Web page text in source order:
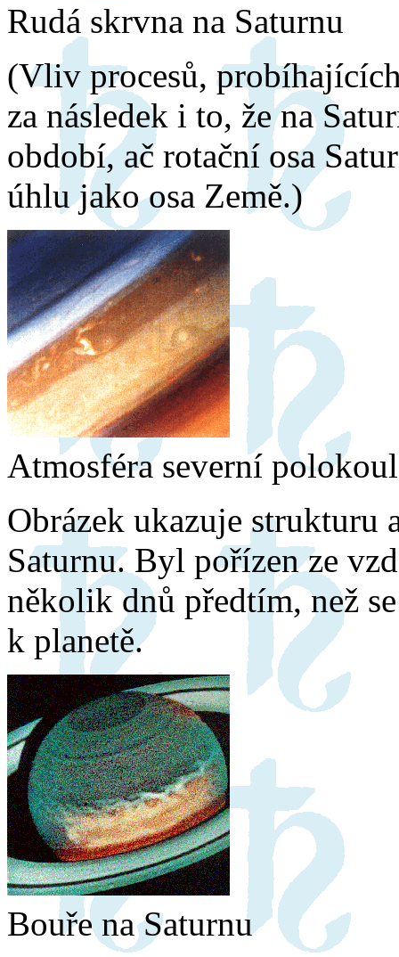
Rudá skrvna na Saturnu
(Vliv procesů,
za následek i to, že na
období, ač rotační osa
úhlu jako osa Země.)
Atmosféra severní
Obrázek ukazuje strukturu
Saturnu. Byl pořízen ze
několik dnů předtím, než
k planetě.
Bouře na Saturnu